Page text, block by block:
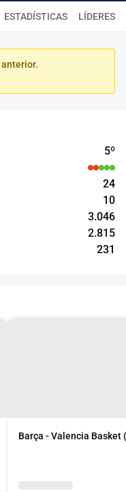
ESTADÍSTICAS LÍDERES
5º
24
10
3.046
2.815
231
Barça - Valencia Basket